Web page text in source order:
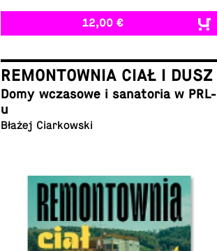
12,00 €
REMONTOWNIA CIAŁ I DUSZ
Domy wcza­sowe i sana­to­ria w PRL-
u
Błażej Ciarkowski